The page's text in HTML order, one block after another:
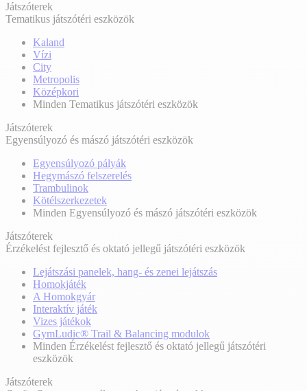
Játszóterek
Tematikus játszótéri eszközök
Kaland
Vízi
City
Metropolis
Középkori
Minden Tematikus játszótéri eszközök
Játszóterek
Egyensúlyozó és mászó játszótéri eszközök
Egyensúlyozó pályák
Hegymászó felszerelés
Trambulinok
Kötélszerkezetek
Minden Egyensúlyozó és mászó játszótéri eszközök
Játszóterek
Érzékelést fejlesztő és oktató jellegű játszótéri eszközök
Lejátszási panelek, hang- és zenei lejátszás
Homokjáték
A Homokgyár
Interaktív játék
Vizes játékok
GymLudic® Trail & Balancing modulok
Minden Érzékelést fejlesztő és oktató jellegű játszótéri
eszközök
Játszóterek